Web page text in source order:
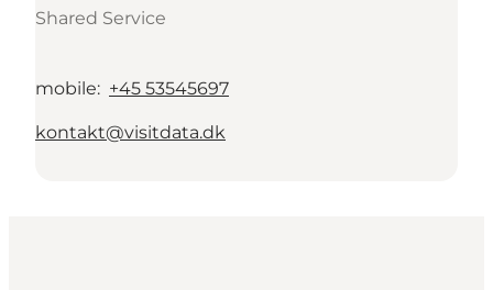
Shared Service
mobile: +45 53545697
kontakt@visitdata.dk